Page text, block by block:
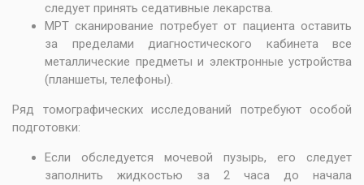
следует принять седативные лекарства.
МРТ сканирование потребует от пациента оставить
за пределами диагностического кабинета все
металлические предметы и электронные устройства
(планшеты, телефоны).
Ряд томографических исследований потребуют особой
подготовки:
Если обследуется мочевой пузырь, его следует
заполнить жидкостью за 2 часа до начала